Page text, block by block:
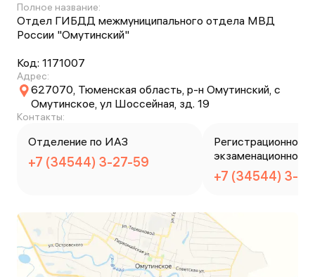
Полное название:
Отдел ГИБДД межмуниципального отдела МВД
России "Омутинский"
Код: 1171007
Адрес:
627070, Тюменская область, р-н Омутинский, с
Омутинское, ул Шоссейная, зд. 19
Контакты:
Отделение по ИАЗ
+7 (34544) 3-27-59
Регистрационно-
экзаменационное
ие
+7 (34544) 3-